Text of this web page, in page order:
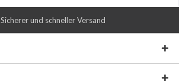
Sicherer und schneller Versand